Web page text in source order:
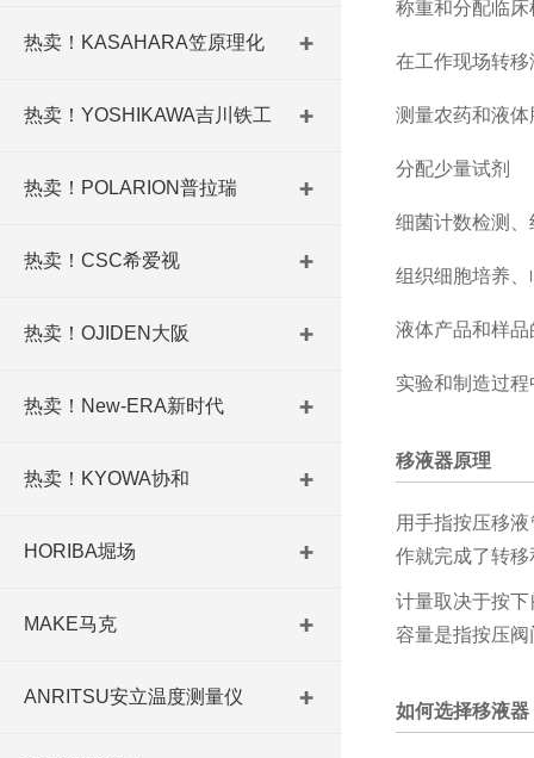
称重和分配临
在工作现场转
测量农药和液体
分配少量试剂
细菌计数检测
组织细胞培养
液体产品和样
实验和制造过
移液器原理
用手指按压移
作就完成了转移
计量取决于按
容量是指按压
如何选择移液器
热卖！KASAHARA笠原理化
热卖！YOSHIKAWA吉川铁工
热卖！POLARION普拉瑞
热卖！CSC希爱视
热卖！OJIDEN大阪
热卖！New-ERA新时代
热卖！KYOWA协和
HORIBA堀场
MAKE马克
ANRITSU安立温度测量仪